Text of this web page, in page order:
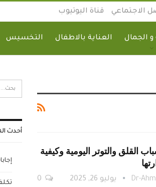
الاجتماعي قناة اليوتيوب
الجمال العناية بالاطفال التخسيس
القلق والتوتر اليومية وكيفية
Dr- يوليو 26, 2025
أحدث